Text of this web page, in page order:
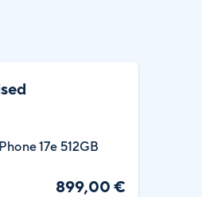
17e 512GB
899,00 €